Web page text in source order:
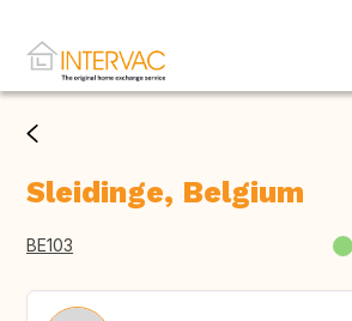
Sleidinge, Belgium
BE103